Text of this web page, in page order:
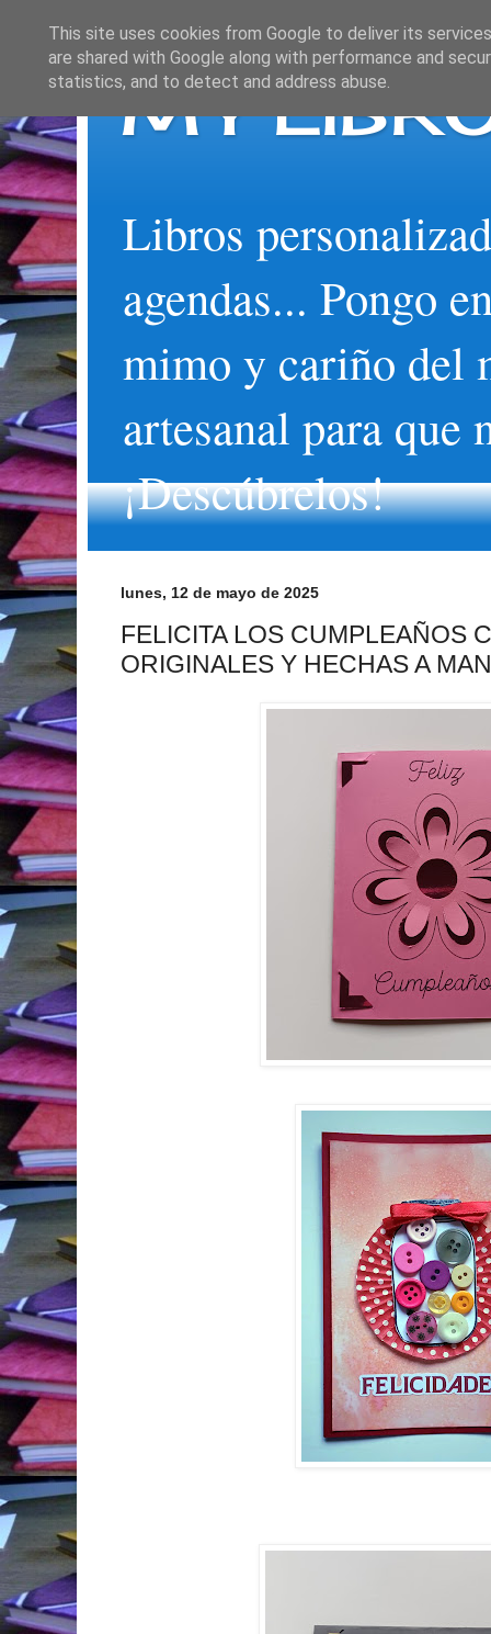
MY
Libros
agendas... Pongo
mimo y cariño del
artesanal para que
¡Descúbrelos!
lunes, 12 de mayo de 2025
FELICITA LOS CUMPLEAÑOS
ORIGINALES Y HECHAS A
This site uses cookies from Google to deliver its
are shared with Google along with performance and
statistics, and to detect and address abuse.